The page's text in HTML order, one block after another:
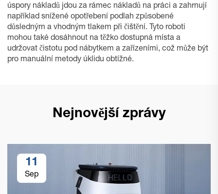
úspory nákladů jdou za rámec nákladů na práci a zahrnují
například snížené opotřebení podlah způsobené
důsledným a vhodným tlakem při čištění. Tyto roboti
mohou také dosáhnout na těžko dostupná místa a
udržovat čistotu pod nábytkem a zařízeními, což může být
pro manuální metody úklidu obtížné.
Nejnovější zprávy
11
Sep